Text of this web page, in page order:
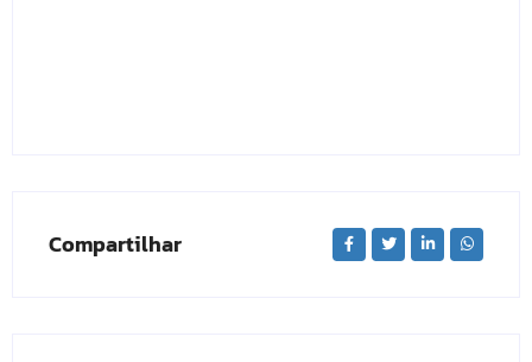
Compartilhar